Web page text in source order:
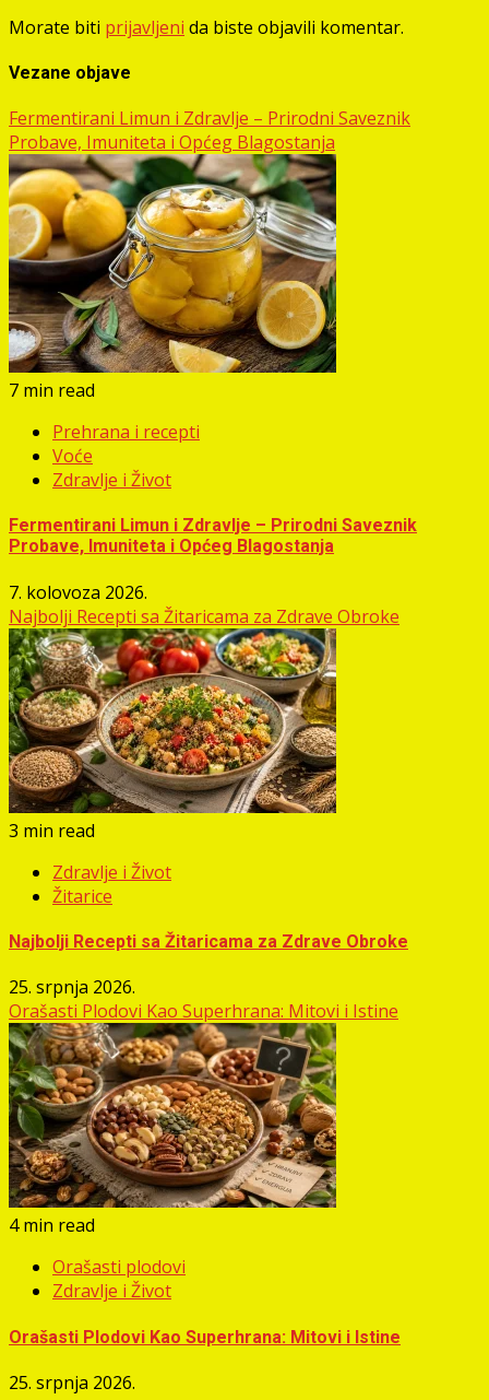
Morate biti prijavljeni da biste objavili komentar.
Vezane objave
Fermentirani Limun i Zdravlje – Prirodni Saveznik
Probave, Imuniteta i Općeg Blagostanja
7 min read
Prehrana i recepti
Voće
Zdravlje i Život
Fermentirani Limun i Zdravlje – Prirodni Saveznik
Probave, Imuniteta i Općeg Blagostanja
7. kolovoza 2026.
Najbolji Recepti sa Žitaricama za Zdrave Obroke
3 min read
Zdravlje i Život
Žitarice
Najbolji Recepti sa Žitaricama za Zdrave Obroke
25. srpnja 2026.
Orašasti Plodovi Kao Superhrana: Mitovi i Istine
4 min read
Orašasti plodovi
Zdravlje i Život
Orašasti Plodovi Kao Superhrana: Mitovi i Istine
25. srpnja 2026.